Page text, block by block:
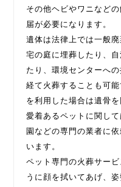
その他ヘビやワニなど
届が必要になります。
遺体は法律上では一般
宅の庭に埋葬したり、
たり、環境センターへ
経て火葬することも可
を利用した場合は遺骨
愛着あるペットに関し
園などの専門の業者に
います。
ペット専門の火葬サー
うに顔を拭いてあげ、